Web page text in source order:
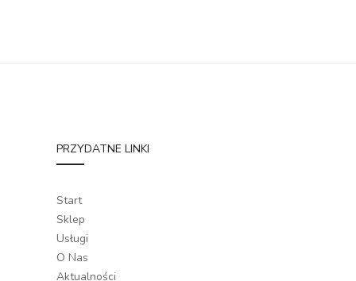
PRZYDATNE LINKI
Start
Sklep
Usługi
O Nas
Aktualności